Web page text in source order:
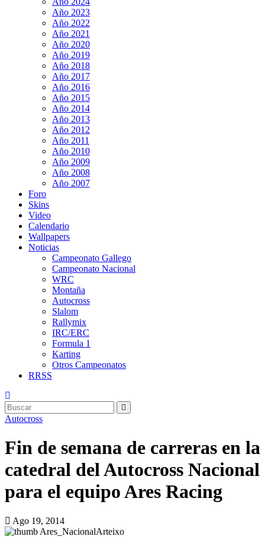
Año 2023
Año 2022
Año 2021
Año 2020
Año 2019
Año 2018
Año 2017
Año 2016
Año 2015
Año 2014
Año 2013
Año 2012
Año 2011
Año 2010
Año 2009
Año 2008
Año 2007
Foro
Skins
Video
Calendario
Wallpapers
Noticias
Campeonato Gallego
Campeonato Nacional
WRC
Montaña
Autocross
Slalom
Rallymix
IRC/ERC
Formula 1
Karting
Otros Campeonatos
RRSS
Autocross
Fin de semana de carreras en la
catedral del Autocross Nacional
para el equipo Ares Racing
Ago 19, 2014